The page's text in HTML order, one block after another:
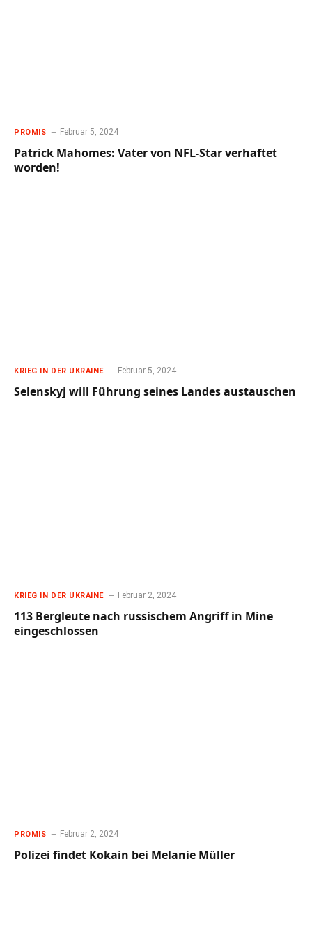
PROMIS Februar 5, 2024
Patrick Mahomes: Vater von NFL-Star verhaftet
worden!
KRIEG IN DER UKRAINE Februar 5, 2024
Selenskyj will Führung seines Landes austauschen
KRIEG IN DER UKRAINE Februar 2, 2024
113 Bergleute nach russischem Angriff in Mine
eingeschlossen
PROMIS Februar 2, 2024
Polizei findet Kokain bei Melanie Müller